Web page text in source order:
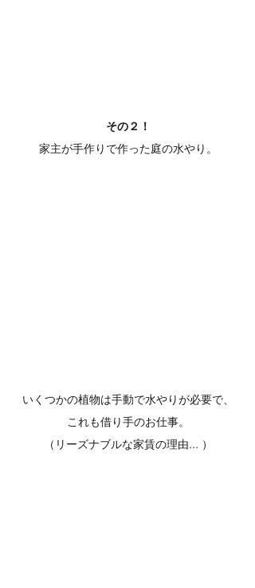
その２！
家主が手作りで作った庭の水やり。
いくつかの植物は手動で水やりが必要で、
これも借り手のお仕事。
（リーズナブルな家賃の理由... ）